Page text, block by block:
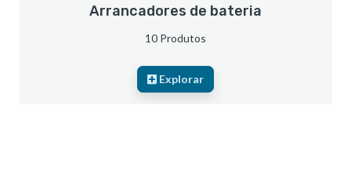
Arrancadores de bateria
10 Produtos
Explorar